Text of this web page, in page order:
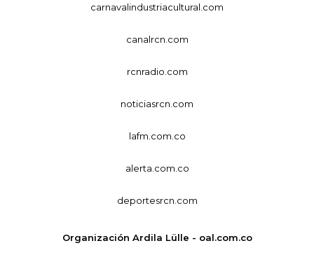
carnavalindustriacultural.com
canalrcn.com
rcnradio.com
noticiasrcn.com
lafm.com.co
alerta.com.co
deportesrcn.com
Organización Ardila Lülle - oal.com.co